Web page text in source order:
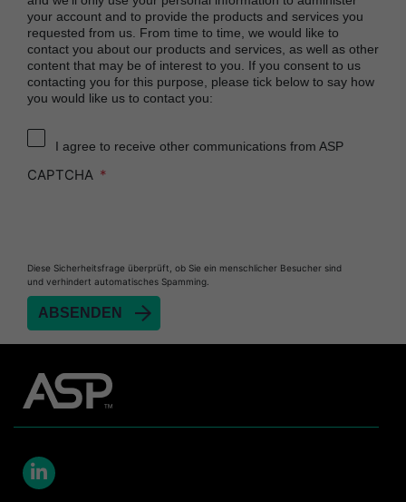
CIDEZYME™ XTRA Multi-Enzymatic Detergent
CYCLESURE™ 24 Biological Indicator (BI)
ENZOL™ Enzymatic Detergent
PRESEPT™ Effervescent Disinfectant Tablets
SEALSURE™ Chemical Indicator Tape
SEALSURE™ Steam Indicator Tape
STERRAD™ Chemical Indicator Strips
STERRAD NX™ System with ALLClear™
your account and to provide the products and services you
requested from us. From time to time, we would like to
contact you about our products and services, as well as other
content that may be of interest to you. If you consent to us
contacting you for this purpose, please tick below to say how
you would like us to contact you:
I agree to receive other communications from ASP
CAPTCHA
Diese Sicherheitsfrage überprüft, ob Sie ein menschlicher Besucher sind
und verhindert automatisches Spamming.